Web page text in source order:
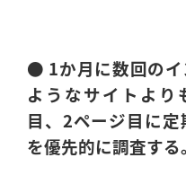
● 1か月に数回のイ
ようなサイトより
目、2ページ目に
を優先的に調査する。